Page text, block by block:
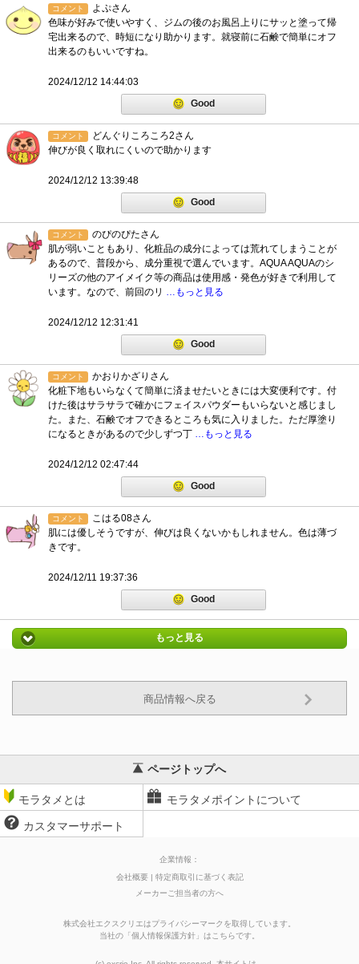
コメント
よぷさん
色味が好みで使いやすく、ジムの後のお風呂上りにサッと塗って帰
宅出来るので、時短になり助かります。就寝前に石鹸で簡単にオフ
出来るのもいいですね。
2024/12/12 14:44:03
Good
コメント
どんぐりころころ2さん
伸びが良く取れにくいので助かります
2024/12/12 13:39:48
Good
コメント
のぴのぴたさん
肌が弱いこともあり、化粧品の成分によっては荒れてしまうことが
あるので、普段から、成分重視で選んでいます。AQUA AQUAのシ
リーズの他のアイメイク等の商品は使用感・発色が好きで利用して
います。なので、前回のリ …もっと見る
2024/12/12 12:31:41
Good
コメント
かおりかざりさん
化粧下地もいらなくて簡単に済ませたいときには大変便利です。付
けた後はサラサラで確かにフェイスパウダーもいらないと感じまし
た。また、石鹸でオフできるところも気に入りました。ただ厚塗り
になるときがあるので少しずつ丁 …もっと見る
2024/12/12 02:47:44
Good
コメント
こはる08さん
肌には優しそうですが、伸びは良くないかもしれません。色は薄づ
きです。
2024/12/11 19:37:36
Good
もっと見る
商品情報へ戻る
ページトップへ
モラタメとは モラタメポイントについて
カスタマーサポート
企業情報：
会社概要
特定商取引に基づく表記
メーカーご担当者の方へ
株式会社エクスクリエはプライバシーマークを取得しています。
当社の 「個人情報保護方針 」はこちらです。